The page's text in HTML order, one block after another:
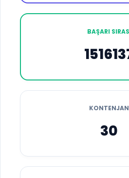
BAŞARI
KONTENJAN
30